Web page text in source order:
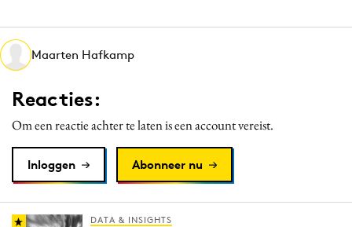
Martech
Media
Merkstrategie
PR
Programmatic
Reputatie & crisis
Maarten Hafkamp
Reacties:
Om een reactie achter te laten is een account vereist.
Inloggen Abonneer nu
DATA & INSIGHTS